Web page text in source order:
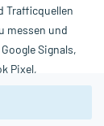
Hinweise in
Bestellung
Trafficquellen
messen und
Signals,
Pixel,